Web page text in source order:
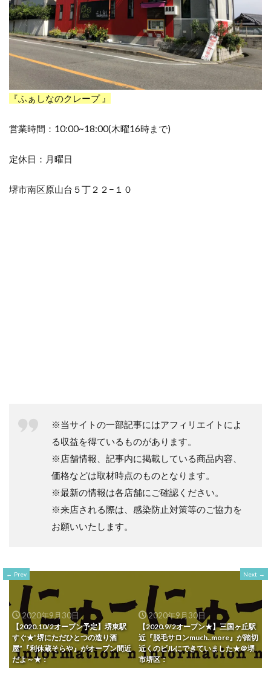
『ふぁしなのクレープ 』
営業時間：10:00~18:00(木曜16時まで)
定休日：月曜日
堺市南区原山台５丁２２−１０
※当サイトの一部記事にはアフィリエイトによ
る収益を得ているものがあります。
※店舗情報、記事内に掲載している商品内容、
価格などは取材時点のものとなります。
※最新の情報は各店舗にご確認ください。
※来店される際は、感染防止対策等のご協力を
お願いいたします。
Prev
2020年9月30日
【2020.10/2オープン予定】堺東駅
すぐ★”堺にただひとつの造り酒
屋”『利休蔵そらや』がオープン間近
だよ～★：
Next
2020年9月30日
【2020.9/2オープン★】三国ヶ丘駅
近『脱毛サロンmuch..more』が踏切
近くのビルにできていました★＠堺
市堺区：